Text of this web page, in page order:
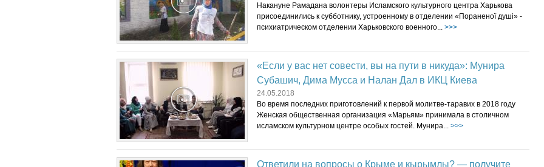
Накануне Рамадана волонтеры Исламского культурного центра Харькова
присоединились к субботнику, устроенному в отделении «Пораненої душі» -
психиатрическом отделении Харьковского военного... >>>
«Если у вас нет совести, вы на пути в никуда»: Мунира
Субашич, Дима Мусса и Налан Дал в ИКЦ Киева
24.05.2018
Во время последних приготовлений к первой молитве-таравих в 2018 году
Женская общественная организация «Марьям» принимала в столичном
исламском культурном центре особых гостей. Мунира... >>>
Ответили на вопросы о Крыме и кырымлы? — получите